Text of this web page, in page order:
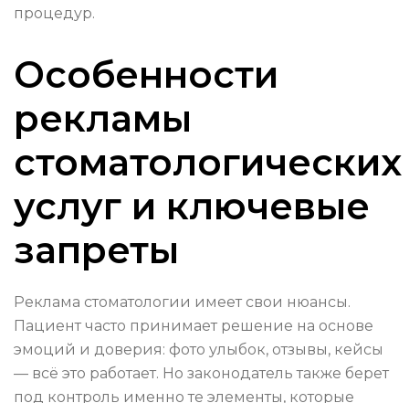
процедур.
Особенности
рекламы
стоматологических
услуг и ключевые
запреты
Реклама стоматологии имеет свои нюансы.
Пациент часто принимает решение на основе
эмоций и доверия: фото улыбок, отзывы, кейсы
— всё это работает. Но законодатель также берет
под контроль именно те элементы, которые